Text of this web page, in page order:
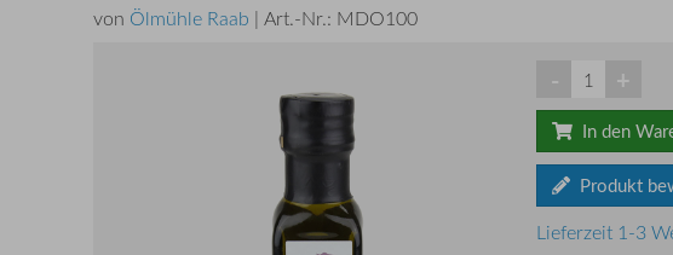
von Ölmühle Raab | Art.-Nr.: MDO100
- +
In den
Produkt
Lieferzeit 1-3